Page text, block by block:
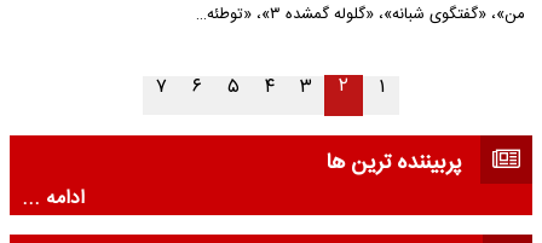
من»، «گفتگوی شبانه»، «گلوله گمشده ۳»، «توطئه…
۱ ۲ ۳ ۴ ۵ ۶ ۷
پربیننده ترین ها
ادامه ...